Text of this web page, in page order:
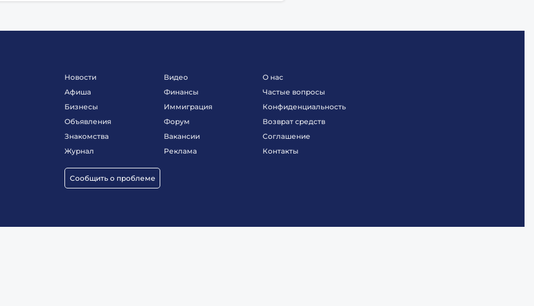
Новости
Афиша
Бизнесы
Объявления
Знакомства
Журнал
Сообщить о проблеме
Видео
Финансы
Иммиграция
Форум
Вакансии
Реклама
О нас
Частые вопросы
Конфиденциальность
Возврат средств
Соглашение
Контакты